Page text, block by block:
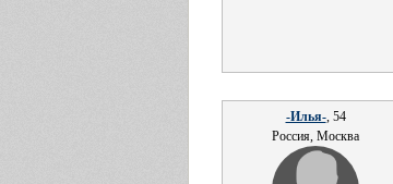
-Илья-, 54
Россия, Москва